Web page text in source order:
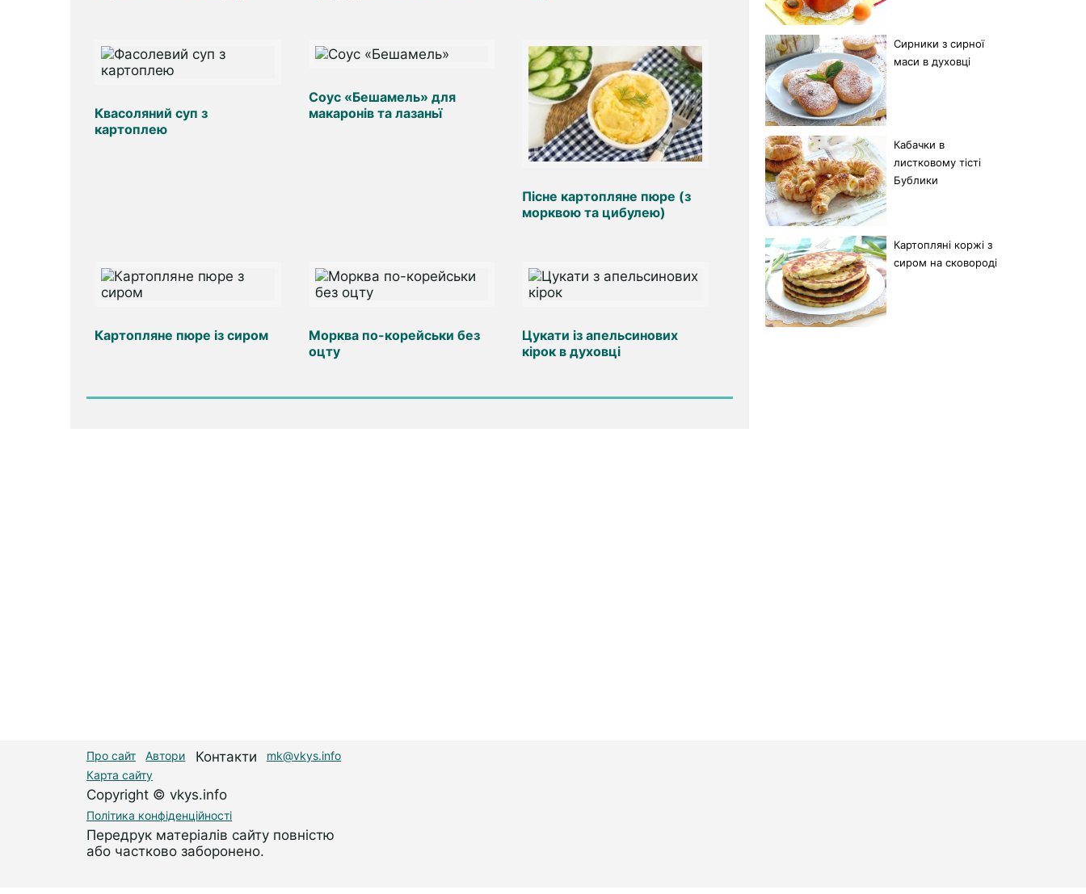
Квасоляний суп з
картоплею
Соус «Бешамель» для
макаронів та лазаньї
Пісне картопляне пюре (з
морквою та цибулею)
Картопляне пюре із сиром
Морква по-корейськи без
оцту
Цукати із апельсинових
кірок в духовці
Сирники з сирної
маси в духовці
Кабачки в
листковому тісті
Бублики
Картопляні коржі з
сиром на сковороді
Про сайт Автори Контакти
mk@vkys.info
Карта сайту
Copyright © vkys.info
Політика конфіденційності
Передрук матеріалів сайту повністю
або частково заборонено.